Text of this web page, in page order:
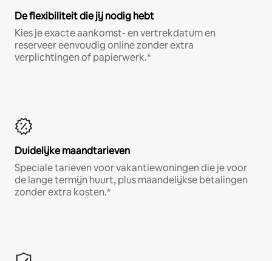
De flexibiliteit die jij nodig hebt
Kies je exacte aankomst- en vertrekdatum en
reserveer eenvoudig online zonder extra
verplichtingen of papierwerk.*
Duidelijke maandtarieven
Speciale tarieven voor vakantiewoningen die je voor
de lange termijn huurt, plus maandelijkse betalingen
zonder extra kosten.*